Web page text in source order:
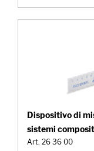
Dispositivo di
sistemi
Art. 26 36 00